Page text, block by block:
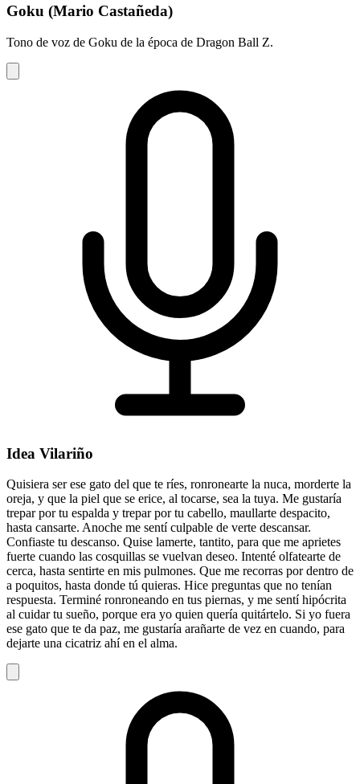
Goku (Mario Castañeda)
Tono de voz de Goku de la época de Dragon Ball Z.
Idea Vilariño
Quisiera ser ese gato del que te ríes, ronronearte la nuca, morderte la
oreja, y que la piel que se erice, al tocarse, sea la tuya. Me gustaría
trepar por tu espalda y trepar por tu cabello, maullarte despacito,
hasta cansarte. Anoche me sentí culpable de verte descansar.
Confiaste tu descanso. Quise lamerte, tantito, para que me aprietes
fuerte cuando las cosquillas se vuelvan deseo. Intenté olfatearte de
cerca, hasta sentirte en mis pulmones. Que me recorras por dentro de
a poquitos, hasta donde tú quieras. Hice preguntas que no tenían
respuesta. Terminé ronroneando en tus piernas, y me sentí hipócrita
al cuidar tu sueño, porque era yo quien quería quitártelo. Si yo fuera
ese gato que te da paz, me gustaría arañarte de vez en cuando, para
dejarte una cicatriz ahí en el alma.